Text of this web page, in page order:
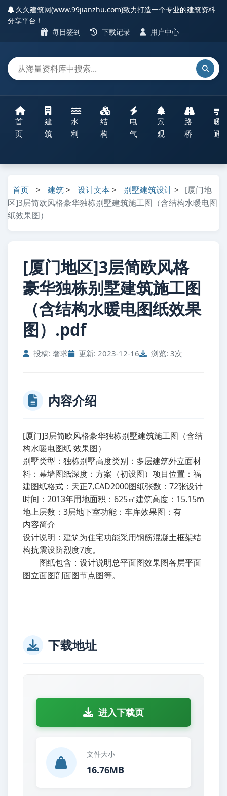
久久建筑网(www.99jianzhu.com)致力打造一个专业的建筑资料
分享平台！
每日签到
下载记录 用户中心
首
页
建
筑
水
利
结
构
电
气
景
观
路
桥
暖
通
首页 > 建筑> 设计文本 > 别墅建筑设计> [厦门地
区]3层简欧风格豪华独栋别墅建筑施工图（含结构水暖电图
纸效果图）
[厦门地区]3层简欧风格
豪华独栋别墅建筑施工图
（含结构水暖电图纸效果
图）.pdf
投稿: 奢求 更新: 2023-12-16 浏览: 3次
内容介绍
[厦门]3层简欧风格豪华独栋别墅建筑施工图（含结
构水暖电图纸 效果图）
别墅类型：独栋别墅高度类别：多层建筑外立面材
料：幕墙图纸深度：方案（初设图）项目位置：福
建图纸格式：天正7,CAD2000图纸张数：72张设计
时间：2013年用地面积：625㎡建筑高度：15.15m
地上层数：3层地下室功能：车库效果图：有
内容简介
设计说明：建筑为住宅功能采用钢筋混凝土框架结
构抗震设防烈度7度。
图纸包含：设计说明总平面图效果图各层平面
图立面图剖面图节点图等。
下载地址
进入下载页
文件大小
16.76MB